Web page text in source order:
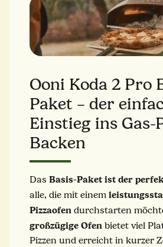
Ooni Koda 2 Pro
Paket – der
Einstieg ins Gas-
Backen
Das Basis-Paket ist der
alle, die mit einem
Pizzaofen durchstarten
großzügige Ofen bietet viel
Pizzen und erreicht in kurzer